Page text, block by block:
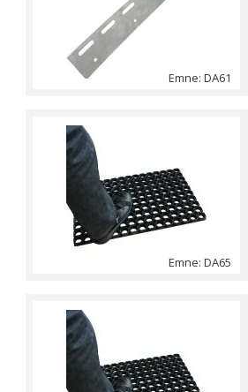
Emne: DA61
Emne: DA65